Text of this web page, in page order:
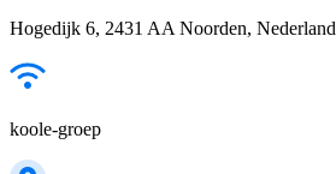
Hogedijk 6, 2431 AA Noorden, Nederland
koole-groep